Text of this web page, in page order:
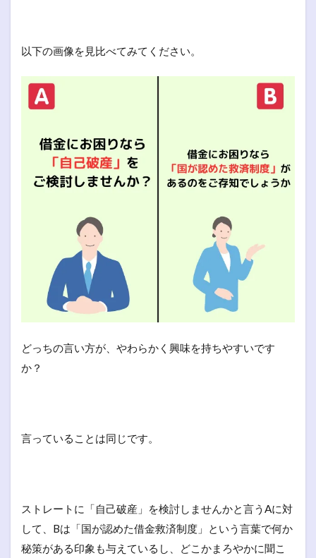
以下の画像を見比べてみてください。
どっちの言い方が、やわらかく興味を持ちやすいです
か？
言っていることは同じです。
ストレートに「自己破産」を検討しませんかと言うAに対
して、Bは「国が認めた借金救済制度」という言葉で何か
秘策がある印象も与えているし、どこかまろやかに聞こ